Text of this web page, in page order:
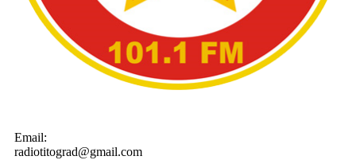
Email:
radiotitograd@gmail.com